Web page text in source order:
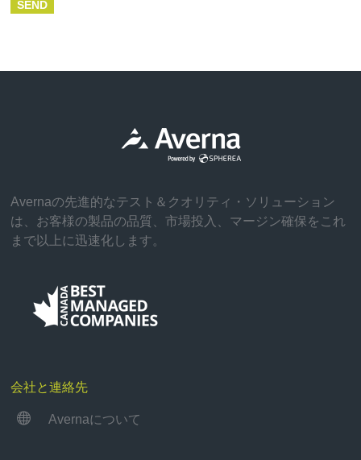
Avernaの先進的なテスト＆クオリティ・ソリューション
は、お客様の製品の品質、市場投入、マージン確保をこれ
まで以上に迅速化します。
会社と連絡先
 Avernaについて